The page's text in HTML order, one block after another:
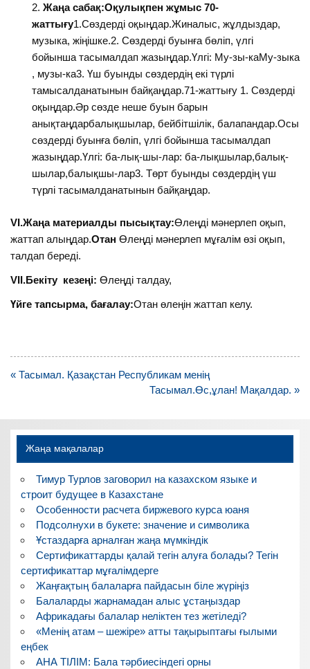
Жаңа сабақ:Оқулықпен жұмыс 70-
жаттығу1.Сөздерді оқыңдар.Жиналыс, жұлдыздар,
музыка, жіңішке.2. Сөздерді буынға бөліп, үлгі
бойынша тасымалдап жазыңдар.Үлгі: Му-зы-каМу-зыка
, музы-ка3. Үш буынды сөздердің екі түрлі
тамысалданатынын байқаңдар.71-жаттығу 1. Сөздерді
оқыңдар.Әр сөзде неше буын барын
анықтаңдарбалықшылар, бейбітшілік, балапандар.Осы
сөздерді буынға бөліп, үлгі бойынша тасымалдап
жазыңдар.Үлгі: ба-лық-шы-лар: ба-лықшылар,балық-
шылар,балықшы-лар3. Төрт буынды сөздердің үш
түрлі тасымалданатынын байқаңдар.
VI.Жаңа материалды пысықтау:Өлеңді мәнерлеп оқып,
жаттап алыңдар.ОтанӨлеңді мәнерлеп мұғалім өзі оқып,
талдап береді.
VII.Бекіту кезеңі:Өлеңді талдау,
Үйге тапсырма, бағалау:Отан өлеңін жаттап келу.
Навигация
« Тасымал. Қазақстан Республикам менің
Тасымал.Өс,ұлан! Мақалдар. »
Жаңа мақалалар
Тимур Турлов заговорил на казахском языке и
строит будущее в Казахстане
Особенности расчета биржевого курса юаня
Подсолнухи в букете: значение и символика
Ұстаздарға арналған жаңа мүмкіндік
Сертификаттарды қалай тегін алуға болады? Тегін
сертификаттар мұғалімдерге
Жаңғақтың балаларға пайдасын біле жүріңіз
Балаларды жарнамадан алыс ұстаңыздар
Африкадағы балалар неліктен тез жетіледі?
«Менің атам – шежіре» атты тақырыптағы ғылыми
еңбек
АНА ТІЛІМ: Бала тәрбиесіндегі орны